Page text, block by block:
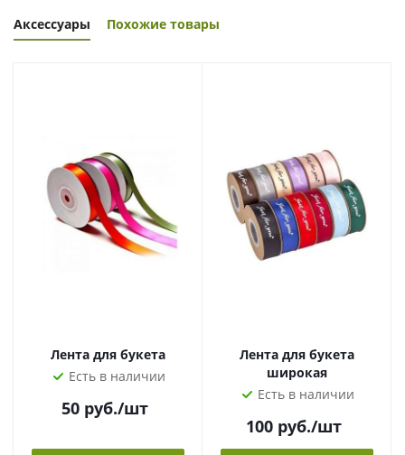
Аксессуары Похожие товары
Лента для букета
Есть в наличии
50 руб./шт
Лента для букета
широкая
Есть в наличии
100 руб./шт